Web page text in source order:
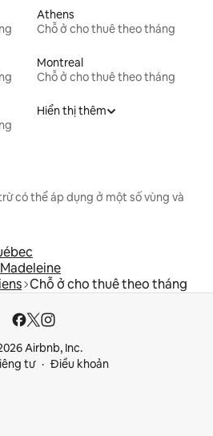
Athens
Chỗ ở cho thuê theo tháng
Montreal
Chỗ ở cho thuê theo tháng
Hiển thị thêm
có thể áp dụng ở một số vùng và
Chỗ ở cho thuê theo tháng
Airbnb, Inc.
tư
Điều khoản